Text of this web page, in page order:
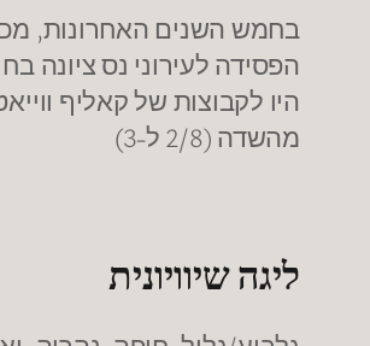
מהשדה (2/8 ל-3)
ליגה שיוויונית